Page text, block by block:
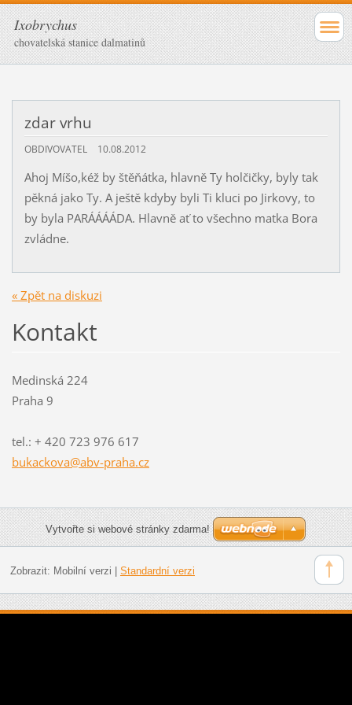
Ixobrychus
chovatelská stanice dalmatinů
zdar vrhu
OBDIVOVATEL 10.08.2012
Ahoj Míšo,kéž by štěňátka, hlavně Ty holčičky, byly tak
pěkná jako Ty. A ještě kdyby byli Ti kluci po Jirkovy, to
by byla PARÁÁÁÁDA. Hlavně ať to všechno matka Bora
zvládne.
« Zpět na diskuzi
Kontakt
Medinská 224
Praha 9
tel.: + 420 723 976 617
bukackova@abv-praha.cz
Vytvořte si webové stránky zdarma!
Zobrazit: Mobilní verzi | Standardní verzi